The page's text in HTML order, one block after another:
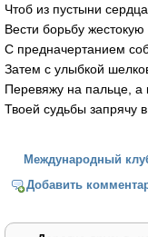
Чтоб из пустыни
Вести борьбу жестокую
С предначертанием
Затем с улыбкой
Перевяжу на пальце, а
Твоей судьбы запрячу в
Международный
Добавить